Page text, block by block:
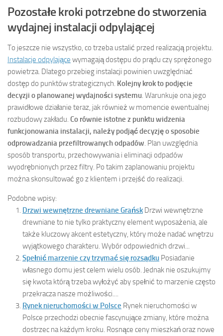
Pozostałe kroki potrzebne do stworzenia
wydajnej instalacji odpylającej
To jeszcze nie wszystko, co trzeba ustalić przed realizacją projektu.
Instalacje odpylające wymagają dostępu do prądu czy sprężonego
powietrza. Dlatego przebieg instalacji powinien uwzględniać
dostęp do punktów strategicznych. Kolejny krok to podjęcie
decyzji o planowanej wydajności systemu . Warunkuje ona jego
prawidłowe działanie teraz, jak również w momencie ewentualnej
rozbudowy zakładu. Co równie istotne z punktu widzenia
funkcjonowania instalacji, należy podjąć decyzję o sposobie
odprowadzania przefiltrowanych odpadów . Plan uwzględnia
sposób transportu, przechowywania i eliminacji odpadów
wyodrębnionych przez filtry. Po takim zaplanowaniu projektu
można skonsultować go z klientem i przejść do realizacji.
Podobne wpisy:
Drzwi wewnętrzne drewniane Grańsk Drzwi wewnętrzne
drewniane to nie tylko praktyczny element wyposażenia, ale
także kluczowy akcent estetyczny, który może nadać wnętrzu
wyjątkowego charakteru. Wybór odpowiednich drzwi...
Spełnić marzenie czy trzymać się rozsądku Posiadanie
własnego domu jest celem wielu osób. Jednak nie oszukujmy
się kwota którą trzeba wyłożyć aby spełnić to marzenie często
przekracza nasze możliwości....
Rynek nieruchomości w Polsce Rynek nieruchomości w
Polsce przechodzi obecnie fascynujące zmiany, które można
dostrzec na każdym kroku. Rosnące ceny mieszkań oraz nowe